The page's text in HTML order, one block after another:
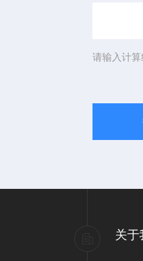
请输入计
关于